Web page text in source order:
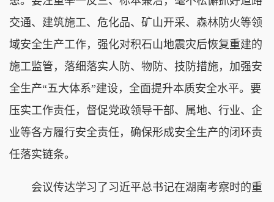
交通、建筑施工、危化品、矿山开采、森林防火等领
域安全生产工作，强化对积石山地震灾后恢复重建的
施工监管，落细落实人防、物防、技防措施，加强安
全生产“五大体系”建设，全面提升本质安全水平。要
压实工作责任，督促党政领导干部、属地、行业、企
业等各方履行安全责任，确保形成安全生产的闭环责
任落实链条。
会议传达学习了习近平总书记在湖南考察时的重